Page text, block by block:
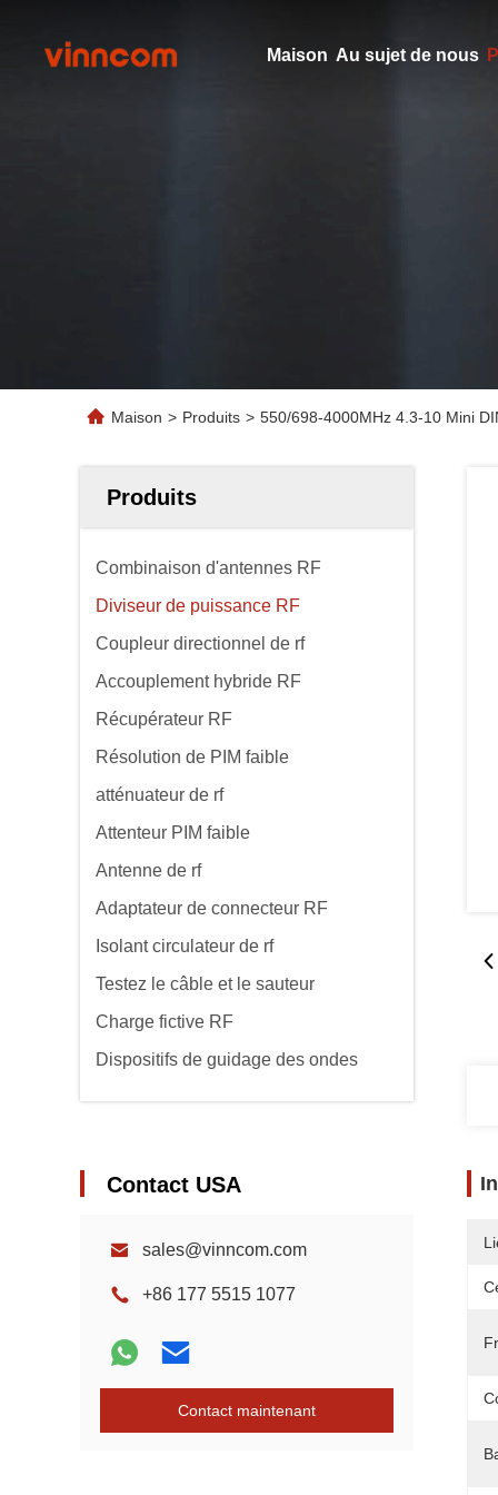
Maison Au sujet de nous
Maison > Produits > 550/698-4000MHz 4.3-10 Mini
Produits
Combinaison d'antennes RF
Diviseur de puissance RF
Coupleur directionnel de rf
Accouplement hybride RF
Récupérateur RF
Résolution de PIM faible
atténuateur de rf
Attenteur PIM faible
Antenne de rf
Adaptateur de connecteur RF
Isolant circulateur de rf
Testez le câble et le sauteur
Charge fictive RF
Dispositifs de guidage des ondes
Contact USA
sales@vinncom.com
+86 177 5515 1077
Contact maintenant